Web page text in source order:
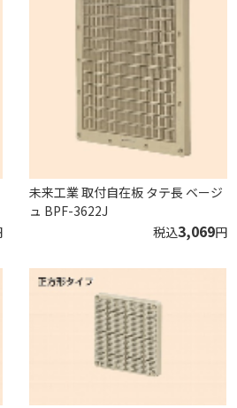
未来工業 取付自在板 タテ長 ベージ
ュ BPF-3622J
税込3,069円